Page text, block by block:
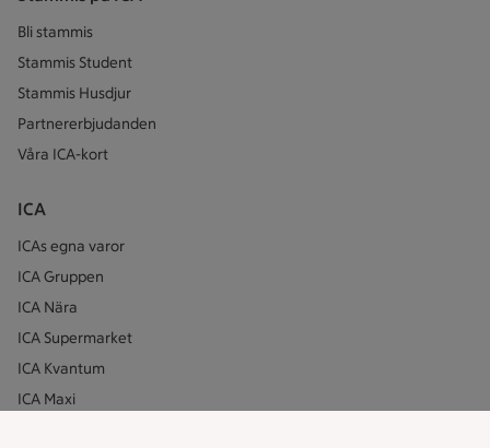
Bli stammis
Stammis Student
Stammis Husdjur
Partnererbjudanden
Våra ICA-kort
ICA
ICAs egna varor
ICA Gruppen
ICA Nära
ICA Supermarket
ICA Kvantum
ICA Maxi